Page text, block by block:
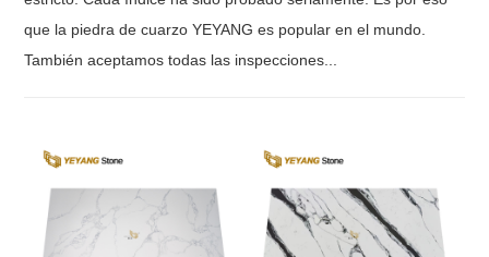
que la piedra de cuarzo YEYANG es popular en el mundo.
También aceptamos todas las inspecciones...